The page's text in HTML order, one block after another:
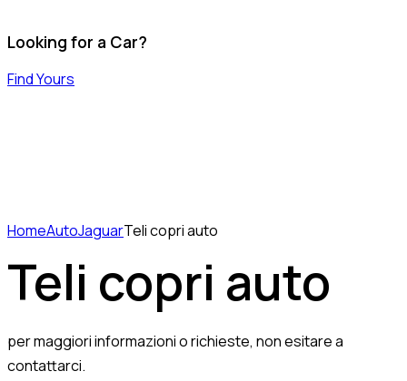
Looking for a Car?
Find Yours
HomeAutoJaguarTeli copri auto
Teli copri auto
per maggiori informazioni o richieste, non esitare a
contattarci.